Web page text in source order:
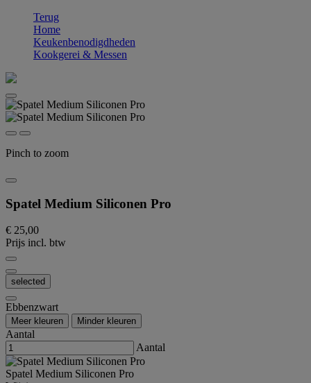
Terug
Home
Keukenbenodigdheden
Kookgerei & Messen
Pinch to zoom
Spatel Medium Siliconen Pro
€ 25,00
Prijs incl. btw
selected
Ebbenzwart
Meer kleuren Minder kleuren
Aantal
Aantal
Spatel Medium Siliconen Pro